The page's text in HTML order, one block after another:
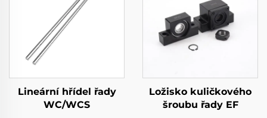
Lineární hřídel řady
WC/WCS
Ložisko kuličkového
šroubu řady EF